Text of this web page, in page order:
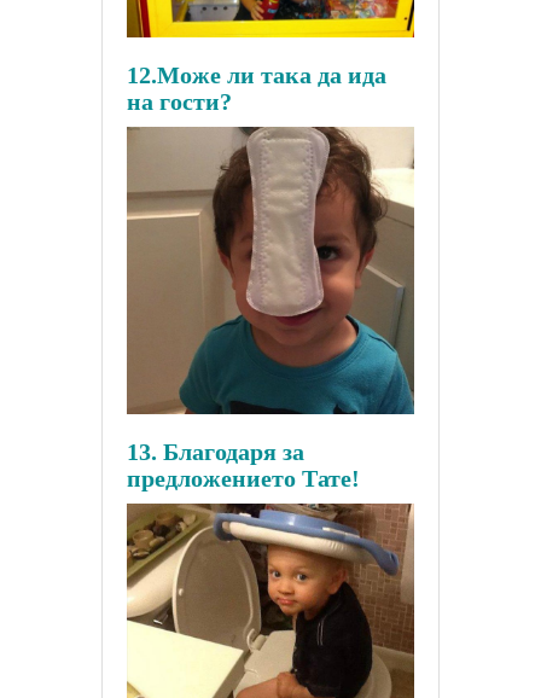
12.Може ли така да ида
на гости?
13. Благодаря за
предложението Тате!